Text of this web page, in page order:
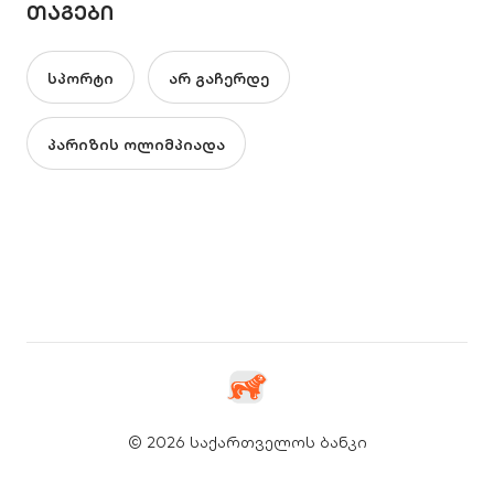
ᲗᲐᲒᲔᲑᲘ
სპორტი არ გაჩერდე
პარიზის ოლიმპიადა
© 2026 საქართველოს ბანკი